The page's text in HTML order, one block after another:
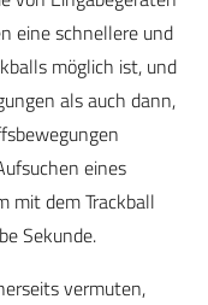
eine schnellere und
möglich ist, und
als auch dann,
eines
mit dem Trackball
Sekunde.
vermuten,